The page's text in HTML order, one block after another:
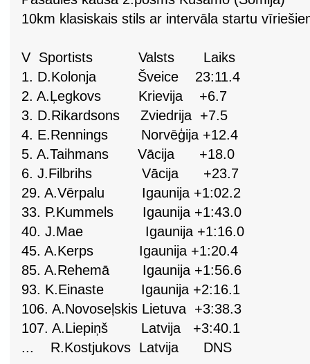
10km klasiskais stils ar intervāla startu
V Sportists Valsts Laiks
1. D.Kolonja Šveice 23:11.4
2. A.Ļegkovs Krievija +6.7
3. D.Rikardsons Zviedrija +7.5
4. E.Rennings Norvēģija +12.4
5. A.Taihmans Vācija +18.0
6. J.Filbrihs Vācija +23.7
29. A.Vērpalu Igaunija +1:02.2
33. P.Kummels Igaunija +1:43.0
40. J.Mae Igaunija +1:16.0
45. A.Kerps Igaunija +1:20.4
85. A.Rehemā Igaunija +1:56.6
93. K.Einaste Igaunija +2:16.1
106. A.Novoseļskis Lietuva +3:38.3
107. A.Liepiņš Latvija +3:40.1
... R.Kostjukovs Latvija DNS